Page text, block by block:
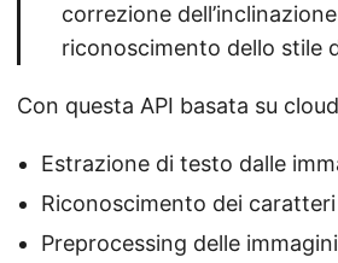
correzione
riconoscimento dello stile
Con questa API basata su
Estrazione di testo dalle
Riconoscimento dei
Preprocessing delle